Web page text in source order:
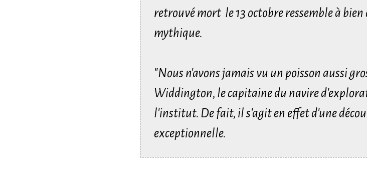
retrouvé mort le 13 octobre ressemble à
mythique.
"Nous n'avons jamais vu un poisson aussi
Widdington, le capitaine du navire
l'institut. De fait, il s'agit en effet d'une
exceptionnelle.